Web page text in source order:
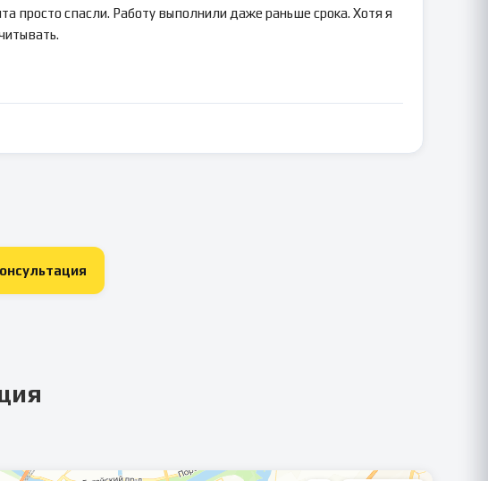
просто спасли. Работу выполнили даже раньше срока. Хотя я